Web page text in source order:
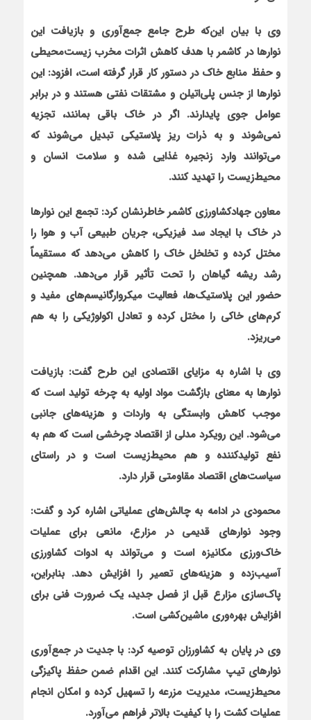
وي با بيان اين‌که طرح جامع جمعآوري و بازيافت اين
نوارها در کاشمر با هدف کاهش اثرات مخرب زيستمحيطي
و حفظ منابع خاک در دستور کار قرار گرفته است، افزود: اين
نوارها از جنس پلياتيلن و مشتقات نفتي هستند و در برابر
عوامل جوي پايدارند. اگر در خاک باقي بمانند، تجزيه
نميشوند و به ذرات ريز پلاستيکي تبديل ميشوند که
ميتوانند وارد زنجيره غذايي شده و سلامت انسان و
محيطزيست را تهديد کنند.
معاون جهادکشاورزي کاشمر خاطرنشان کرد: تجمع اين نوارها
در خاک با ايجاد سد فيزيکي، جريان طبيعي آب و هوا را
مختل کرده و تخلخل خاک را کاهش ميدهد که مستقيماً
رشد ريشه گياهان را تحت تأثير قرار ميدهد. همچنين
حضور اين پلاستيکها، فعاليت ميکروارگانيسمهاي مفيد و
کرمهاي خاکي را مختل کرده و تعادل اکولوژيکي را به هم
ميريزد.
وي با اشاره به مزاياي اقتصادي اين طرح گفت: بازيافت
نوارها به معناي بازگشت مواد اوليه به چرخه توليد است که
موجب کاهش وابستگي به واردات و هزينههاي جانبي
ميشود. اين رويکرد مدلي از اقتصاد چرخشي است که هم به
نفع توليدکننده و هم محيطزيست است و در راستاي
سياستهاي اقتصاد مقاومتي قرار دارد.
محمودي در ادامه به چالشهاي عملياتي اشاره کرد و گفت:
وجود نوارهاي قديمي در مزارع، مانعي براي عمليات
خاکورزي مکانيزه است و ميتواند به ادوات کشاورزي
آسیب‌زده و هزينههاي تعمير را افزايش دهد. بنابراين،
پاکسازي مزارع قبل از فصل جديد، يک ضرورت فني براي
افزايش بهرهوري ماشينکشي است.
وي در پايان به کشاورزان توصيه کرد: با جديت در جمعآوري
نوارهاي تيپ مشارکت کنند. اين اقدام ضمن حفظ پاکيزگي
محيطزيست، مديريت مزرعه را تسهيل کرده و امکان انجام
عمليات کشت را با کيفيت بالاتر فراهم ميآورد.